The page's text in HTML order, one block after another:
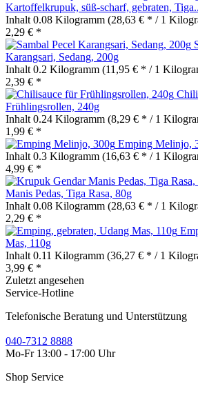
Kartoffelkrupuk, süß-scharf, gebraten,
Inhalt 0.08 Kilogramm (28,63 € * / 1
2,29 € *
Karangsari, Sedang, 200g
Inhalt 0.2 Kilogramm (11,95 € * / 1
2,39 € *
Frühlingsrollen, 240g
Inhalt 0.24 Kilogramm (8,29 € * / 1
1,99 € *
Emping Melinjo,
Inhalt 0.3 Kilogramm (16,63 € * / 1
4,99 € *
Manis Pedas, Tiga Rasa, 80g
Inhalt 0.08 Kilogramm (28,63 € * / 1
2,29 € *
Mas, 110g
Inhalt 0.11 Kilogramm (36,27 € * / 1
3,99 € *
Zuletzt angesehen
Service-Hotline
Telefonische Beratung und Unterstützung
040-7312 8888
Mo-Fr 13:00 - 17:00 Uhr
Shop Service